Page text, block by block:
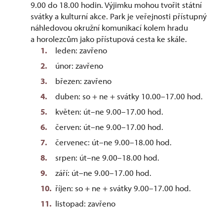
9.00 do 18.00 hodin. Výjimku mohou tvořit státní
svátky a kulturní akce. Park je veřejnosti přístupný
náhledovou okružní komunikací kolem hradu
a horolezcům jako přístupová cesta ke skále.
leden: zavřeno
únor: zavřeno
březen: zavřeno
duben: so + ne + svátky 10.00–17.00 hod.
květen: út–ne 9.00–17.00 hod.
červen: út–ne 9.00–17.00 hod.
červenec: út–ne 9.00–18.00 hod.
srpen: út–ne 9.00–18.00 hod.
září: út–ne 9.00–17.00 hod.
říjen: so + ne + svátky 9.00–17.00 hod.
listopad: zavřeno